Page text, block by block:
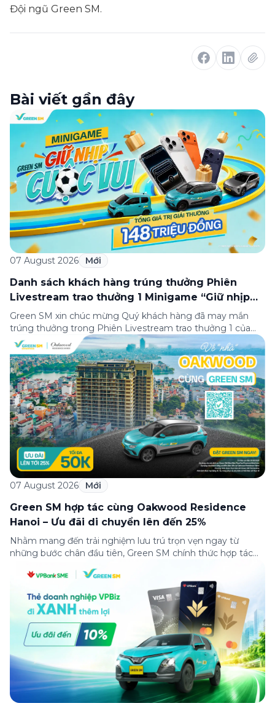
Đội ngũ Green SM.
Bài viết gần đây
07 August 2026 Mới
Danh sách khách hàng trúng thưởng Phiên
Livestream trao thưởng 1 Minigame “Giữ nhịp
cuộc vui”
Green SM xin chúc mừng Quý khách hàng đã may mắn
trúng thưởng trong Phiên Livestream trao thưởng 1 của
Minigame “Giữ nhịp cuộc vui”, được phát sóng trực tiếp
trên Fanpage và TikTok Green SM từ 20:00 – 21:00 ngày
04/08/2026. Phiên livestream đã diễn ra công khai với sự
theo dõi của đông […]
07 August 2026 Mới
Green SM hợp tác cùng Oakwood Residence
Hanoi – Ưu đãi di chuyển lên đến 25%
Nhằm mang đến trải nghiệm lưu trú trọn vẹn ngay từ
những bước chân đầu tiên, Green SM chính thức hợp tác
đãi di chuyển dành riêng cho khách hàng có điểm đi hoặc
điểm đến tại khu căn hộ dịch vụ này. Tọa lạc trong […]